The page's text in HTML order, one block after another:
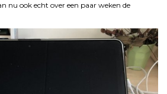
nu ook echt over een paar weken de